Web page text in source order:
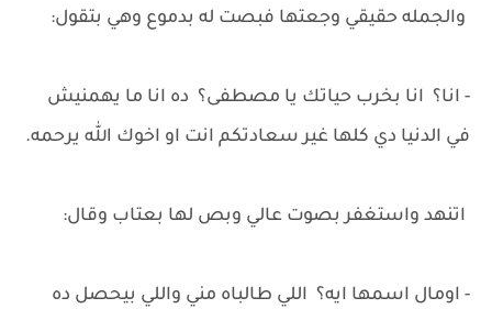
والجمله حقيقي وجعتها فبصت له بدموع وهي بتقول:
- انا؟ انا بخرب حياتك يا مصطفى؟ ده انا ما يهمنيش
في الدنيا دي كلها غير سعادتكم انت او اخوك الله يرحمه.
اتنهد واستغفر بصوت عالي وبص لها بعتاب وقال:
- اومال اسمها ايه؟ اللي طالباه مني واللي بيحصل ده